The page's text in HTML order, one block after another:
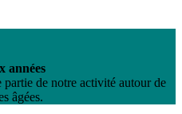
années
de notre activité autour de
âgées.